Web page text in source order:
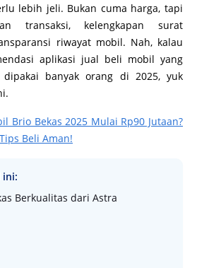
lebih jeli. Bukan cuma harga, tapi
transaksi, kelengkapan surat
riwayat mobil. Nah, kalau
aplikasi jual beli mobil yang
banyak orang di 2025, yuk
Brio Bekas 2025 Mulai Rp90 Jutaan?
Beli Aman!
ini:
Berkualitas dari Astra